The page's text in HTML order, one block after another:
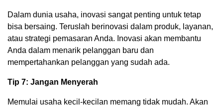
Dalam dunia usaha, inovasi sangat penting untuk tetap
bisa bersaing. Teruslah berinovasi dalam produk, layanan,
atau strategi pemasaran Anda. Inovasi akan membantu
Anda dalam menarik pelanggan baru dan
mempertahankan pelanggan yang sudah ada.
Tip 7: Jangan Menyerah
Memulai usaha kecil-kecilan memang tidak mudah. Akan